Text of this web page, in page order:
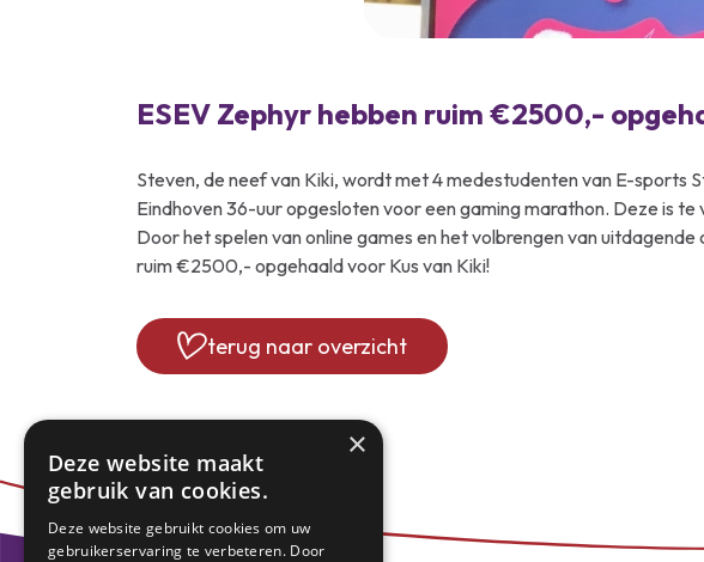
ESEV Zephyr hebben ruim €2500,-
Steven, de neef van Kiki, wordt met 4 medestudenten van E-sports
Eindhoven 36-uur opgesloten voor een gaming marathon. Deze is
Door het spelen van online games en het volbrengen van
ruim €2500,- opgehaald voor Kus van Kiki!
terug naar overzicht
×
Deze website maakt
gebruik van cookies.
Deze website gebruikt cookies om uw
gebruikerservaring te verbeteren. Door